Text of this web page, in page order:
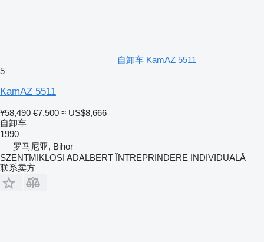
自卸车 KamAZ 5511
5
KamAZ 5511
¥58,490 €7,500 ≈ US$8,666
自卸车
1990
罗马尼亚, Bihor
SZENTMIKLOSI ADALBERT ÎNTREPRINDERE INDIVIDUALĂ
联系卖方